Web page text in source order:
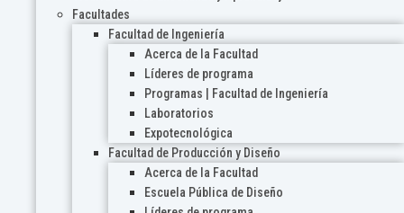
Facultades
Facultad de Ingeniería
Acerca de la Facultad
Líderes de programa
Programas | Facultad de Ingeniería
Laboratorios
Expotecnológica
Facultad de Producción y Diseño
Acerca de la Facultad
Escuela Pública de Diseño